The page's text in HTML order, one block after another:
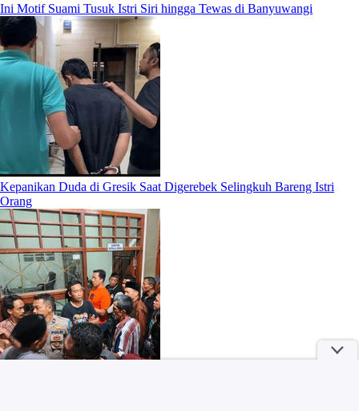
Ini Motif Suami Tusuk Istri Siri hingga Tewas di Banyuwangi
Kepanikan Duda di Gresik Saat Digerebek Selingkuh Bareng Istri
Orang